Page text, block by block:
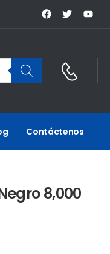
Contáctenos
8,000